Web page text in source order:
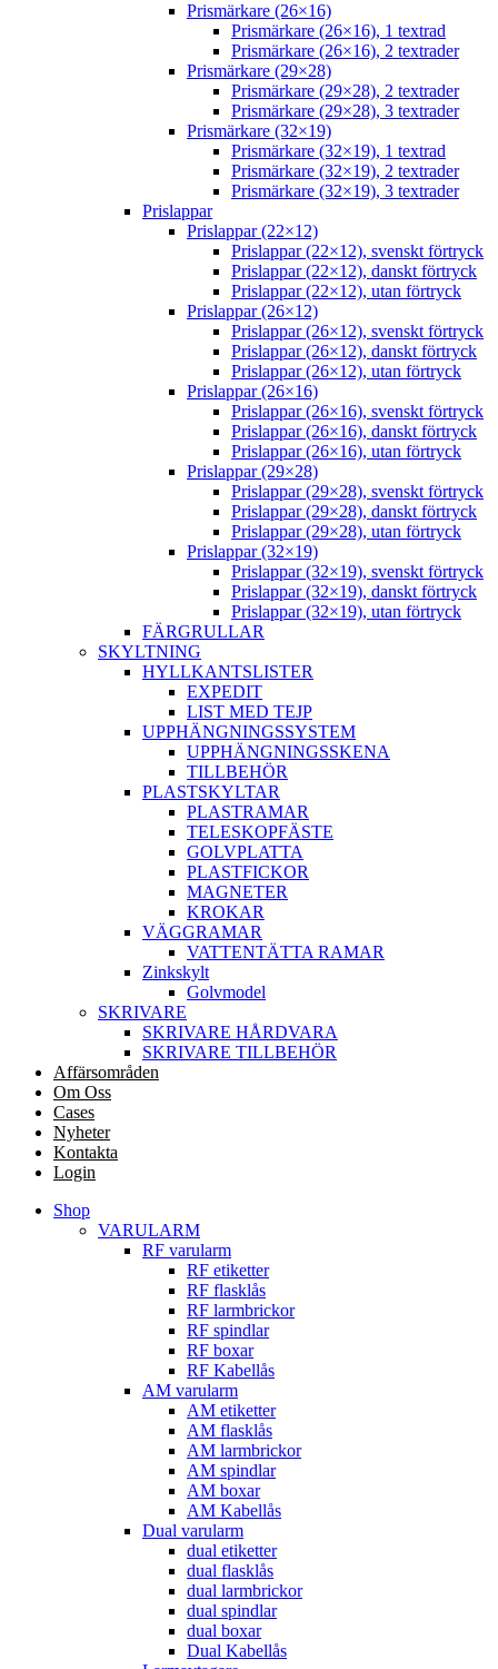
Prismärkare (26×16)
Prismärkare (26×16), 1 textrad
Prismärkare (26×16), 2 textrader
Prismärkare (29×28)
Prismärkare (29×28), 2 textrader
Prismärkare (29×28), 3 textrader
Prismärkare (32×19)
Prismärkare (32×19), 1 textrad
Prismärkare (32×19), 2 textrader
Prismärkare (32×19), 3 textrader
Prislappar
Prislappar (22×12)
Prislappar (22×12), svenskt förtryck
Prislappar (22×12), danskt förtryck
Prislappar (22×12), utan förtryck
Prislappar (26×12)
Prislappar (26×12), svenskt förtryck
Prislappar (26×12), danskt förtryck
Prislappar (26×12), utan förtryck
Prislappar (26×16)
Prislappar (26×16), svenskt förtryck
Prislappar (26×16), danskt förtryck
Prislappar (26×16), utan förtryck
Prislappar (29×28)
Prislappar (29×28), svenskt förtryck
Prislappar (29×28), danskt förtryck
Prislappar (29×28), utan förtryck
Prislappar (32×19)
Prislappar (32×19), svenskt förtryck
Prislappar (32×19), danskt förtryck
Prislappar (32×19), utan förtryck
FÄRGRULLAR
SKYLTNING
HYLLKANTSLISTER
EXPEDIT
LIST MED TEJP
UPPHÄNGNINGSSYSTEM
UPPHÄNGNINGSSKENA
TILLBEHÖR
PLASTSKYLTAR
PLASTRAMAR
TELESKOPFÄSTE
GOLVPLATTA
PLASTFICKOR
MAGNETER
KROKAR
VÄGGRAMAR
VATTENTÄTTA RAMAR
Zinkskylt
Golvmodel
SKRIVARE
SKRIVARE HÅRDVARA
SKRIVARE TILLBEHÖR
Affärsområden
Om Oss
Cases
Nyheter
Kontakta
Login
Shop
VARULARM
RF varularm
RF etiketter
RF flasklås
RF larmbrickor
RF spindlar
RF boxar
RF Kabellås
AM varularm
AM etiketter
AM flasklås
AM larmbrickor
AM spindlar
AM boxar
AM Kabellås
Dual varularm
dual etiketter
dual flasklås
dual larmbrickor
dual spindlar
dual boxar
Dual Kabellås